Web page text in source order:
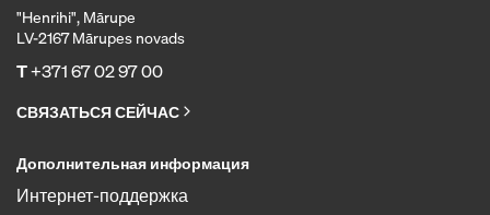
"Henrihi", Mārupe
LV-2167 Mārupes novads
T+371 67 02 97 00
СВЯЗАТЬСЯ СЕЙЧАС
Дополнительная информация
Интернет-поддержка